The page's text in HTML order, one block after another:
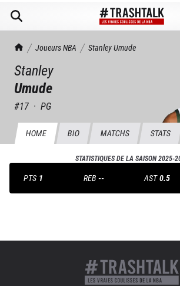
TrashTalk Actu NBA
Joueurs NBA StanleyUmude
Stanley
Umude
#17 · PG
HOME BIO MATCHS STATS
STATISTIQUES DE LA SAISON2025-
PTS 1 REB -- AST 0.5